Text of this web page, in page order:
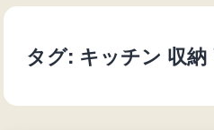
キ
い
書
タグ: キッチン 収納